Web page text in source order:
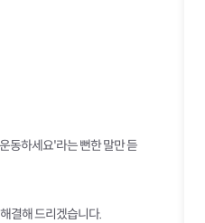
동하세요'라는 뻔한 말만 듣
결해 드리겠습니다.